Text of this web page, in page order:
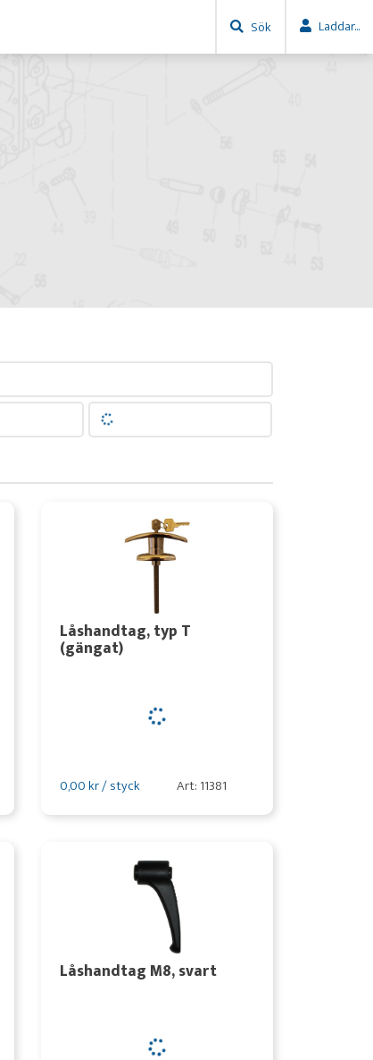
Sök Laddar...
Låshandtag, typ T
(gängat)
0,00 kr / styck Art: 11381
Låshandtag M8, svart